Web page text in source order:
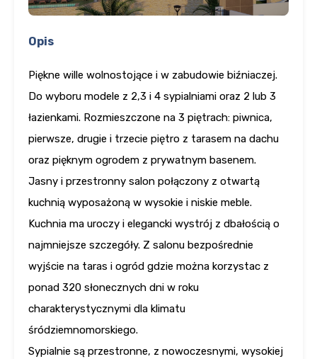
Opis
Piękne wille wolnostojące i w zabudowie biźniaczej.
Do wyboru modele z 2,3 i 4 sypialniami oraz 2 lub 3
łazienkami. Rozmieszczone na 3 piętrach: piwnica,
pierwsze, drugie i trzecie piętro z tarasem na dachu
oraz pięknym ogrodem z prywatnym basenem.
Jasny i przestronny salon połączony z otwartą
kuchnią wyposażoną w wysokie i niskie meble.
Kuchnia ma uroczy i elegancki wystrój z dbałością o
najmniejsze szczegóły. Z salonu bezpośrednie
wyjście na taras i ogród gdzie można korzystac z
ponad 320 słonecznych dni w roku
charakterystycznymi dla klimatu
śródziemnomorskiego.
Sypialnie są przestronne, z nowoczesnymi, wysokiej